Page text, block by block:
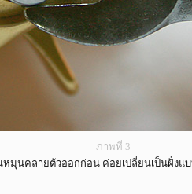
ภาพที่ 3
มุนคลายตัวออกก่อน ค่อยเปลี่ยนเป็นฝั่ง